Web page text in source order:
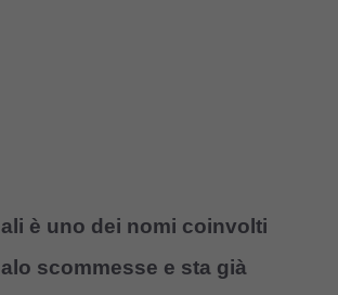
è uno dei nomi coinvolti
scommesse e sta già